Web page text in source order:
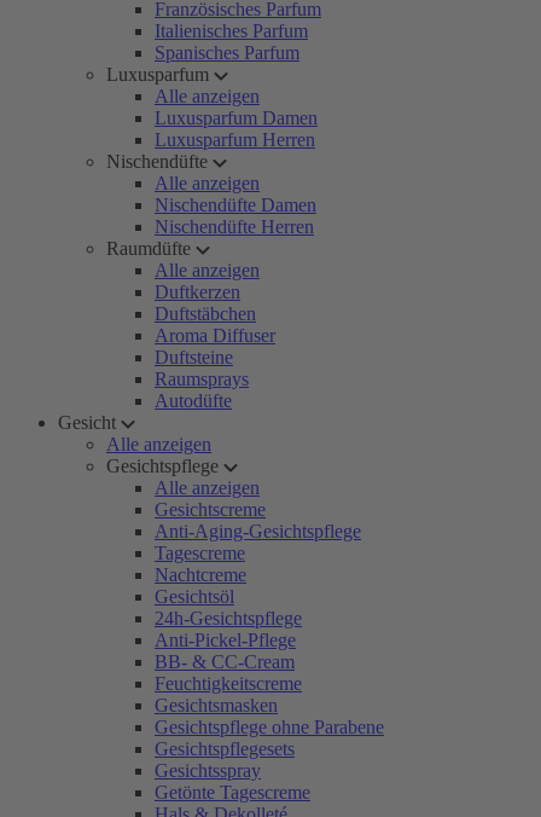
Französisches Parfum
Italienisches Parfum
Spanisches Parfum
Luxusparfum
Alle anzeigen
Luxusparfum Damen
Luxusparfum Herren
Nischendüfte
Alle anzeigen
Nischendüfte Damen
Nischendüfte Herren
Raumdüfte
Alle anzeigen
Duftkerzen
Duftstäbchen
Aroma Diffuser
Duftsteine
Raumsprays
Autodüfte
Gesicht
Alle anzeigen
Gesichtspflege
Alle anzeigen
Gesichtscreme
Anti-Aging-Gesichtspflege
Tagescreme
Nachtcreme
Gesichtsöl
24h-Gesichtspflege
Anti-Pickel-Pflege
BB- & CC-Cream
Feuchtigkeitscreme
Gesichtsmasken
Gesichtspflege ohne Parabene
Gesichtspflegesets
Gesichtsspray
Getönte Tagescreme